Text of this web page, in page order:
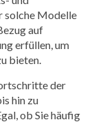
solche Modelle
auf
erfüllen, um
bieten.
der
hin zu
ob Sie häufig